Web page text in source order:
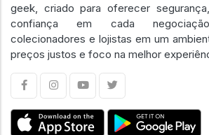
geek, criado para oferecer
confiança em cada
colecionadores e lojistas em um
preços justos e foco na melhor